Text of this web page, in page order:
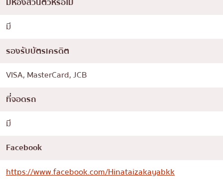
มีห้องส่วนตัวหรือไม่
มี
รองรับบัตรเครดิต
VISA, MasterCard, JCB
ที่จอดรถ
มี
Facebook
https://www.facebook.com/Hinataizakayabkk